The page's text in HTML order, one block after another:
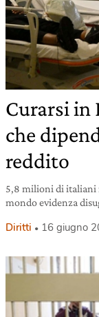
Curarsi
che
reddito
5,8 milioni di italiani
mondo evidenza
Diritti 16 giugno